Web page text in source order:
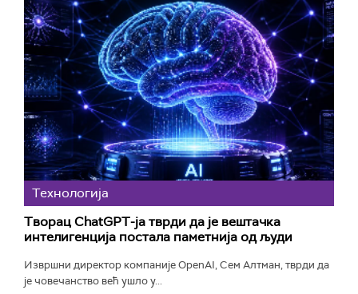
Технологијa
Творац ChatGPT-ја тврди да је вештачка
интелигенција постала паметнија од људи
Извршни директор компаније OpenAI, Сем Алтман, тврди да
је човечанство већ ушло у...